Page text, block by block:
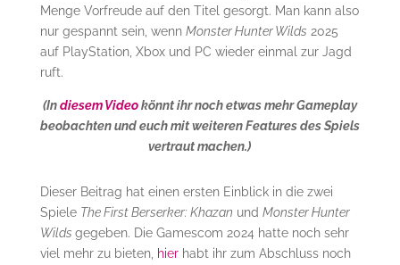
Menge Vorfreude auf den Titel gesorgt. Man kann also
nur gespannt sein, wenn Monster Hunter Wilds 2025
auf PlayStation, Xbox und PC wieder einmal zur Jagd
ruft.
(Indiesem Videokönnt ihr noch etwas mehr Gameplay
beobachten und euch mit weiteren Features des Spiels
vertraut machen.)
Dieser Beitrag hat einen ersten Einblick in die zwei
Spiele The First Berserker: Khazan und Monster Hunter
Wilds gegeben. Die Gamescom 2024 hatte noch sehr
viel mehr zu bieten, hierhabt ihr zum Abschluss noch